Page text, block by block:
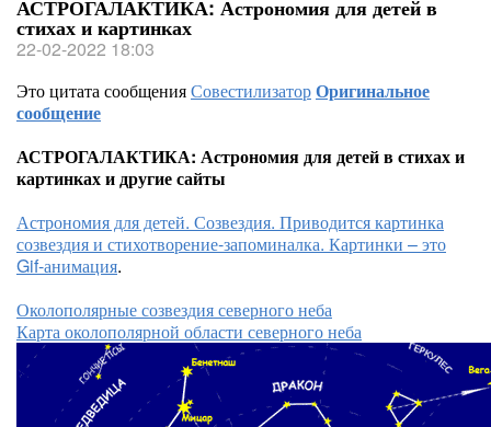
АСТРОГАЛАКТИКА: Астрономия для детей в
стихах и картинках
22-02-2022 18:03
Это цитата сообщенияСовестилизаторОригинальное
сообщение
АСТРОГАЛАКТИКА: Астрономия для детей в стихах и
картинках и другие сайты
Астрономия для детей. Созвездия. Приводится картинка
созвездия и стихотворение-запоминалка. Картинки – это
Gif-анимация.
Околополярные созвездия северного неба
Карта околополярной области северного неба